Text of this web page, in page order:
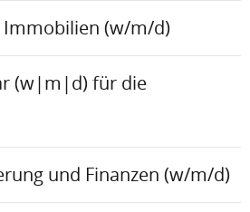
(w/m/d)
(w|m|d) für die
und Finanzen (w/m/d)